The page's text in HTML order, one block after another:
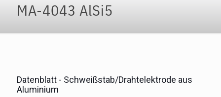
MA-4043 AlSi5
Datenblatt - Schweißstab/Drahtelektrode aus
Aluminium